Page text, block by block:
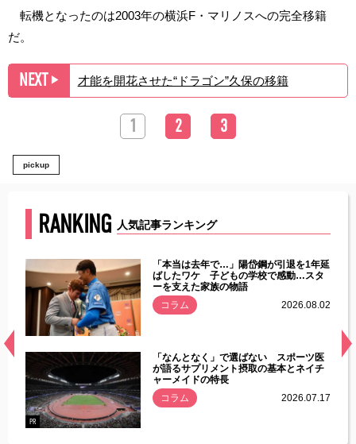
転機となったのは2003年の横浜F・マリノスへの完全移籍
だ。
NEXT ▶︎ 才能を開花させた“ドラゴン”久保の移籍
1 2 3
pickup
RANKING 人気記事ランキング
常
「本当は去年で…」陽岱鋼が引退を1年延
ばしたワケ 子どもの学校で感動…スタ
ーを支えた家族の物語
コラム
2026.08.02
PR
「なんとなく」で選ばない スポーツ医
が語るサプリメント摂取の基本とネイチ
ャーメイドの特長
コラム
2026.07.17